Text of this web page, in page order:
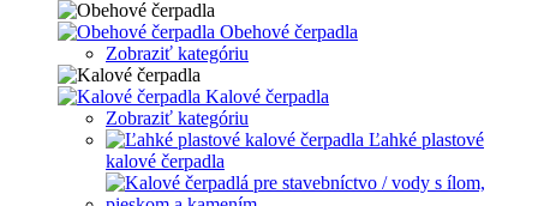
Obehové čerpadla
Zobraziť kategóriu
Kalové čerpadla
Zobraziť kategóriu
Ľahké plastové
kalové čerpadla